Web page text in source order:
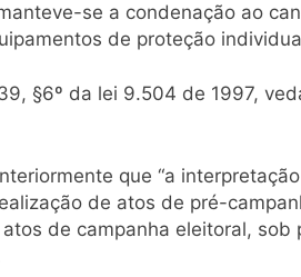
se a condenação ao
de proteção
§6º da lei 9.504 de 1997,
que “a
de atos de pré-
de campanha eleitoral,